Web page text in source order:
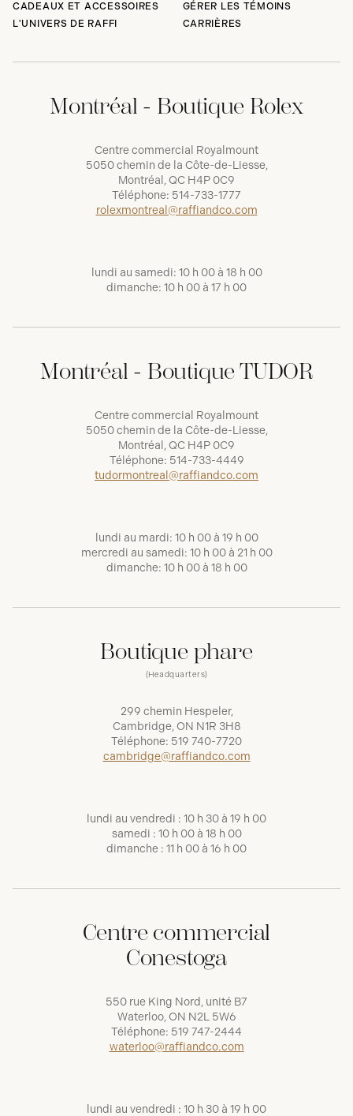
CADEAUX ET ACCESSOIRES
L'UNIVERS DE RAFFI
GÉRER LES TÉMOINS
CARRIÈRES
Montréal - Boutique Rolex
Centre commercial Royalmount
5050 chemin de la Côte-de-Liesse,
Montréal, QC H4P 0C9
Téléphone: 514-733-1777
rolexmontreal@raffiandco.com
lundi au samedi: 10 h 00 à 18 h 00
dimanche: 10 h 00 à 17 h 00
Montréal - Boutique TUDOR
Centre commercial Royalmount
5050 chemin de la Côte-de-Liesse,
Montréal, QC H4P 0C9
Téléphone: 514-733-4449
tudormontreal@raffiandco.com
lundi au mardi: 10 h 00 à 19 h 00
mercredi au samedi: 10 h 00 à 21 h 00
dimanche: 10 h 00 à 18 h 00
Boutique phare
(Headquarters)
299 chemin Hespeler,
Cambridge, ON N1R 3H8
Téléphone: 519 740-7720
cambridge@raffiandco.com
lundi au vendredi : 10 h 30 à 19 h 00
samedi : 10 h 00 à 18 h 00
dimanche : 11 h 00 à 16 h 00
Centre commercial
Conestoga
550 rue King Nord, unité B7
Waterloo, ON N2L 5W6
Téléphone: 519 747-2444
waterloo@raffiandco.com
lundi au vendredi : 10 h 30 à 19 h 00